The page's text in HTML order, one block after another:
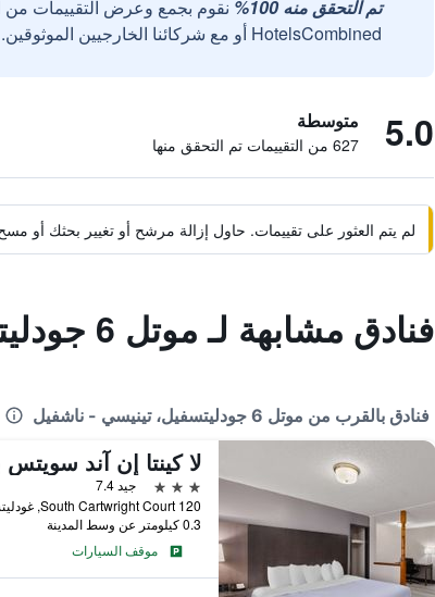
تم التحقق منه 100%
نقوم بجمع وعرض التقييمات من
HotelsCombined أو مع شركائنا الخارجيين الموثوقين.
5.0 متوسطة
627 من التقييمات تم التحقق منها
لم يتم العثور على تقييمات. حاول إزالة مرشح أو تغيير بحثك أو
فنادق مشابهة لـ موتل 6 جودليتسفيل، تينيسي - ناشفيل
فنادق بالقرب من موتل 6 جودليتسفيل، تينيسي - ناشفيل
3 نجوم
جيد 7.4
0.3 كيلومتر عن وسط المدينة
موقف السيارات